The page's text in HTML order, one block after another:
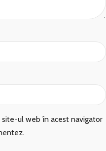
ul web în acest navigator